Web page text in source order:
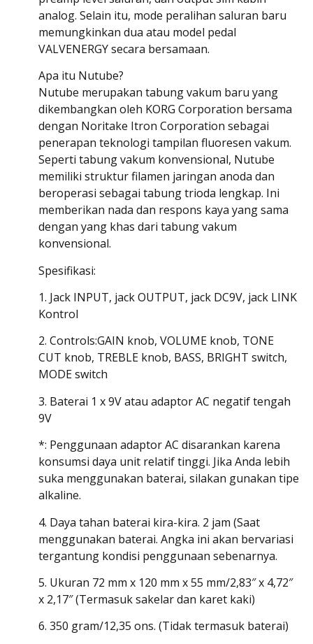
analog. Selain itu, mode peralihan saluran baru
memungkinkan dua atau model pedal
VALVENERGY secara bersamaan.
Apa itu Nutube?
Nutube merupakan tabung vakum baru yang
dikembangkan oleh KORG Corporation bersama
dengan Noritake Itron Corporation sebagai
penerapan teknologi tampilan fluoresen vakum.
Seperti tabung vakum konvensional, Nutube
memiliki struktur filamen jaringan anoda dan
beroperasi sebagai tabung trioda lengkap. Ini
memberikan nada dan respons kaya yang sama
dengan yang khas dari tabung vakum
konvensional.
Spesifikasi:
1. Jack INPUT, jack OUTPUT, jack DC9V, jack LINK
Kontrol
2. Controls:GAIN knob, VOLUME knob, TONE
CUT knob, TREBLE knob, BASS, BRIGHT switch,
MODE switch
3. Baterai 1 x 9V atau adaptor AC negatif tengah
9V
*: Penggunaan adaptor AC disarankan karena
konsumsi daya unit relatif tinggi. Jika Anda lebih
suka menggunakan baterai, silakan gunakan tipe
alkaline.
4. Daya tahan baterai kira-kira. 2 jam (Saat
menggunakan baterai. Angka ini akan bervariasi
tergantung kondisi penggunaan sebenarnya.
5. Ukuran 72 mm x 120 mm x 55 mm/2,83″ x 4,72″
x 2,17″ (Termasuk sakelar dan karet kaki)
6. 350 gram/12,35 ons. (Tidak termasuk baterai)